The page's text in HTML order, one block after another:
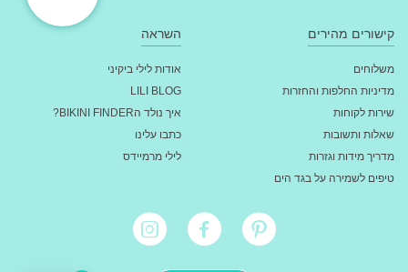
קישורים מהירים
משלוחים
מדיניות החלפות והחזרות
שירות לקוחות
שאלות ותשובות
מדריך מידות וגזרות
טיפים לשמירה על בגד הים
השראה
אודות לילי ביקיני
LILI BLOG
איך נולד הBIKINI FINDER?
כתבו עלינו
לילי מרמיידס